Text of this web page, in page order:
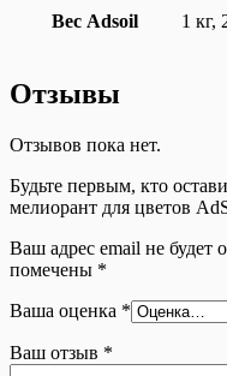
Вес Adsoil 1 кг,
Отзывы
Отзывов пока нет.
Будьте первым, кто
мелиорант для цветов
Ваш адрес email не будет
помечены *
Ваша оценка *
Ваш отзыв *